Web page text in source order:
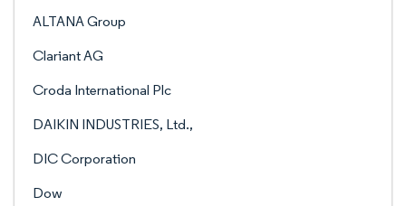
ALTANA Group
Clariant AG
Croda International Plc
DAIKIN INDUSTRIES, Ltd.,
DIC Corporation
Dow